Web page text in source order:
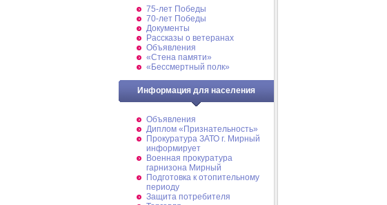
75-лет Победы
70-лет Победы
Документы
Рассказы о ветеранах
Объявления
«Стена памяти»
«Бессмертный полк»
Информация для населения
Объявления
Диплом «Признательность»
Прокуратура ЗАТО г. Мирный
информирует
Военная прокуратура
гарнизона Мирный
Подготовка к отопительному
периоду
Защита потребителя